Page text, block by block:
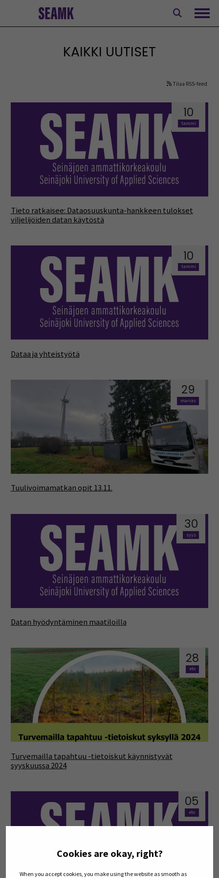
Cookies are okay, right?
When you accept cookies, you make using the website as smooth as
KAIKKI UUTISET
Tilaa RSS-feed
10
tammi
Tieto ratkaisee: Dataosuuskunta-hankkeen tulokset
viljelijöiden datan käytöstä
10
tammi
Dataa ja yhteistyötä
29
marras
Tuulivoimamatkan opit 13.11.
30
syys
Datan hyödyntäminen maatiloilla
28
elo
Turvemailla tapahtuu -tietoiskut käynnistyvät
syyskuussa 2024
05
elo